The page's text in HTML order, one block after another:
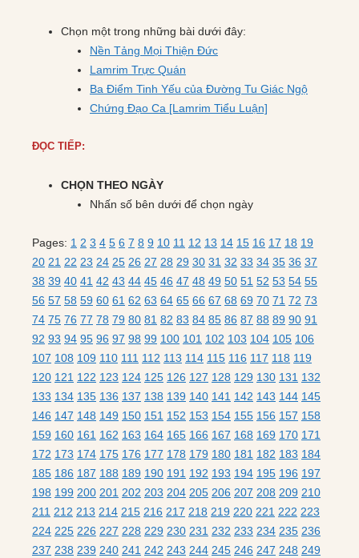
Chọn một trong những bài dưới đây:
Nền Tảng Mọi Thiện Đức
Lamrim Trực Quán
Ba Điểm Tinh Yếu của Đường Tu Giác Ngộ
Chứng Đạo Ca [Lamrim Tiểu Luận]
ĐỌC TIẾP:
CHỌN THEO NGÀY
Nhấn số bên dưới để chọn ngày
Pages: 1 2 3 4 5 6 7 8 9 10 11 12 13 14 15 16 17 18 19
20 21 22 23 24 25 26 27 28 29 30 31 32 33 34 35 36 37
38 39 40 41 42 43 44 45 46 47 48 49 50 51 52 53 54 55
56 57 58 59 60 61 62 63 64 65 66 67 68 69 70 71 72 73
74 75 76 77 78 79 80 81 82 83 84 85 86 87 88 89 90 91
92 93 94 95 96 97 98 99 100 101 102 103 104 105 106
107 108 109 110 111 112 113 114 115 116 117 118 119
120 121 122 123 124 125 126 127 128 129 130 131 132
133 134 135 136 137 138 139 140 141 142 143 144 145
146 147 148 149 150 151 152 153 154 155 156 157 158
159 160 161 162 163 164 165 166 167 168 169 170 171
172 173 174 175 176 177 178 179 180 181 182 183 184
185 186 187 188 189 190 191 192 193 194 195 196 197
198 199 200 201 202 203 204 205 206 207 208 209 210
211 212 213 214 215 216 217 218 219 220 221 222 223
224 225 226 227 228 229 230 231 232 233 234 235 236
237 238 239 240 241 242 243 244 245 246 247 248 249